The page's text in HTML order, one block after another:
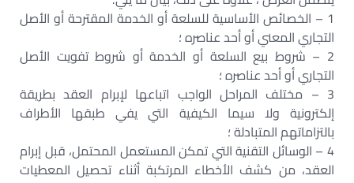
1 – الخصائص الأساسية للسلعة أو الخدمة المقترحة أو الأصل
التجاري المعني أو أحد عناصره ؛
2 – شروط بيع السلعة أو الخدمة أو شروط تفويت الأصل
التجاري أو أحد عناصره ؛
3 – مختلف المراحل الواجب اتباعها لإبرام العقد بطريقة
إلكترونية ولا سيما الكيفية التي يفي طبقها الأطراف
بالتزاماتهم المتبادلة ؛
4 – الوسائل التقنية التي تمكن المستعمل المحتمل، قبل إبرام
العقد، من كشف الأخطاء المرتكبة أثناء تحصيل المعطيات